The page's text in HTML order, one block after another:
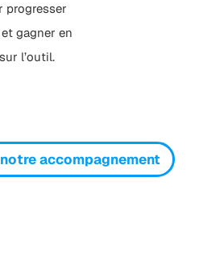
progresser
gagner en
l’outil.
accompagnement